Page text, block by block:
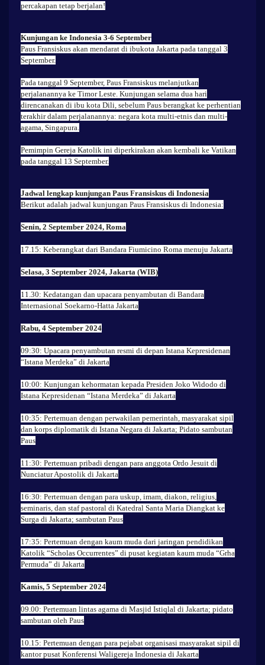
percakapan tetap berjalan!
Kunjungan ke Indonesia 3-6 September
Paus Fransiskus akan mendarat di ibukota Jakarta pada tanggal 3
September.
Pada tanggal 9 September, Paus Fransiskus melanjutkan
perjalanannya ke Timor Leste. Kunjungan selama dua hari
direncanakan di ibu kota Dili, sebelum Paus berangkat ke perhentian
terakhir dalam perjalanannya: negara kota multi-etnis dan multi-
agama, Singapura.
Pemimpin Gereja Katolik ini diperkirakan akan kembali ke Vatikan
pada tanggal 13 September.
Jadwal lengkap kunjungan Paus Fransiskus di Indonesia
Berikut adalah jadwal kunjungan Paus Fransiskus di Indonesia:
Senin, 2 September 2024, Roma
17.15: Keberangkat dari Bandara Fiumicino Roma menuju Jakarta
Selasa, 3 September 2024, Jakarta (WIB)
11.30: Kedatangan dan upacara penyambutan di Bandara
Internasional Soekarno-Hatta Jakarta
Rabu, 4 September 2024
09:30: Upacara penyambutan resmi di depan Istana Kepresidenan
“Istana Merdeka” di Jakarta
10:00: Kunjungan kehormatan kepada Presiden Joko Widodo di
Istana Kepresidenan “Istana Merdeka” di Jakarta
10:35: Pertemuan dengan perwakilan pemerintah, masyarakat sipil
dan korps diplomatik di Istana Negara di Jakarta; Pidato sambutan
Paus
11:30: Pertemuan pribadi dengan para anggota Ordo Jesuit di
Nunciatur Apostolik di Jakarta
16:30: Pertemuan dengan para uskup, imam, diakon, religius,
seminaris, dan staf pastoral di Katedral Santa Maria Diangkat ke
Surga di Jakarta; sambutan Paus
17:35: Pertemuan dengan kaum muda dari jaringan pendidikan
Katolik “Scholas Occurrentes” di pusat kegiatan kaum muda “Grha
Permuda” di Jakarta
Kamis, 5 September 2024
09.00: Pertemuan lintas agama di Masjid Istiqlal di Jakarta; pidato
sambutan oleh Paus
10.15: Pertemuan dengan para pejabat organisasi masyarakat sipil di
kantor pusat Konferensi Waligereja Indonesia di Jakarta